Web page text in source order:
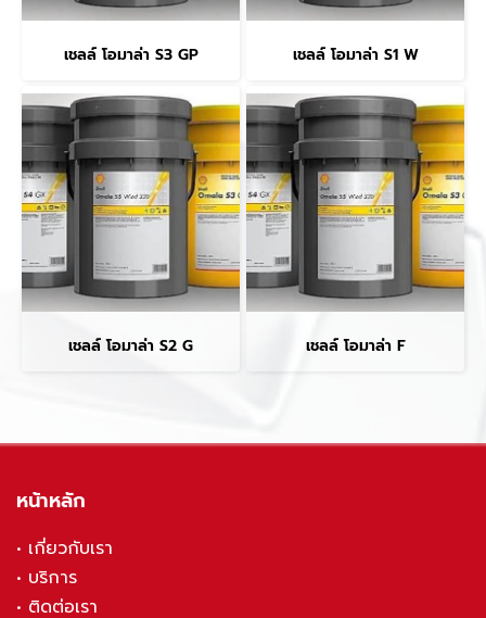
เชลล์ โอมาล่า S3 GP เชลล์ โอมาล่า S1 W
เชลล์ โอมาล่า S2 G เชลล์ โอมาล่า F
หน้าหลัก
• เกี่ยวกับเรา
• บริการ
• ติดต่อเรา